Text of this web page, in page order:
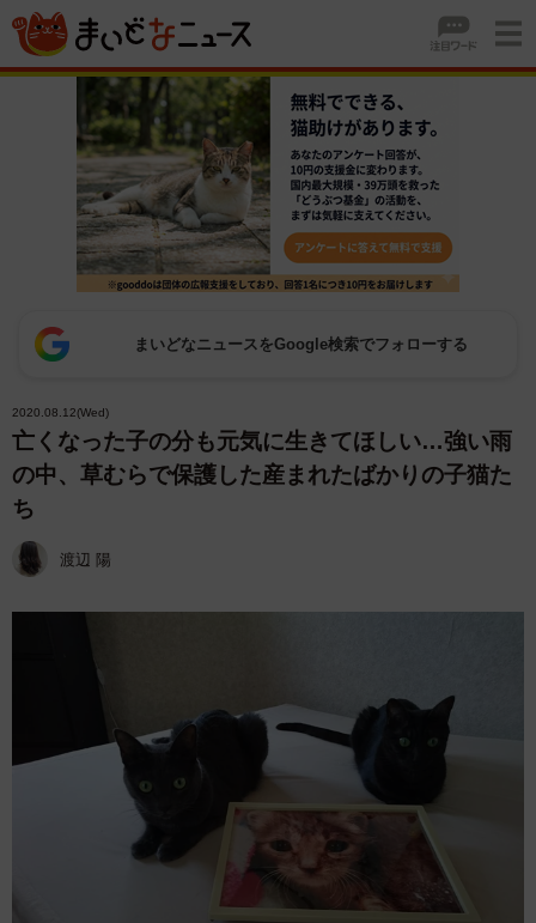
まいどなニュースをGoogle検索でフォローする
2020.08.12(Wed)
亡くなった子の分も元気に生きてほしい…強い雨
の中、草むらで保護した産まれたばかりの子猫た
ち
渡辺 陽